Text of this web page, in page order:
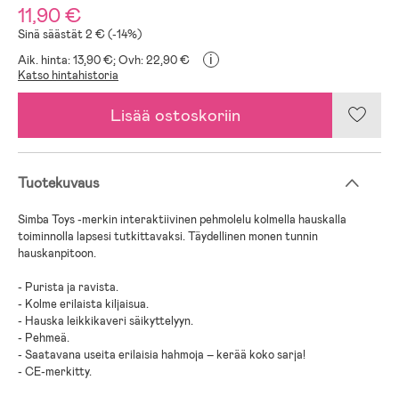
11,90 €
Sinä säästät 2 € (-14%)
Aik. hinta: 13,90 €;Ovh: 22,90 € i
Katso hintahistoria
Lisää ostoskoriin
Tuotekuvaus
Simba Toys -merkin interaktiivinen pehmolelu kolmella hauskalla
toiminnolla lapsesi tutkittavaksi. Täydellinen monen tunnin
hauskanpitoon.
- Purista ja ravista.
- Kolme erilaista kiljaisua.
- Hauska leikkikaveri säikyttelyyn.
- Pehmeä.
- Saatavana useita erilaisia hahmoja – kerää koko sarja!
- CE-merkitty.